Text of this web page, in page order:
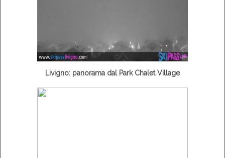
Livigno: panorama dal Park Chalet Village